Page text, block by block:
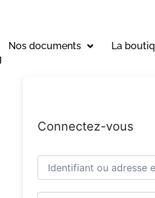
Nos documents
La
Connectez-vous